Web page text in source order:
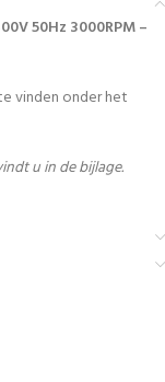
50Hz 3000RPM –
vinden onder het
u in de bijlage.